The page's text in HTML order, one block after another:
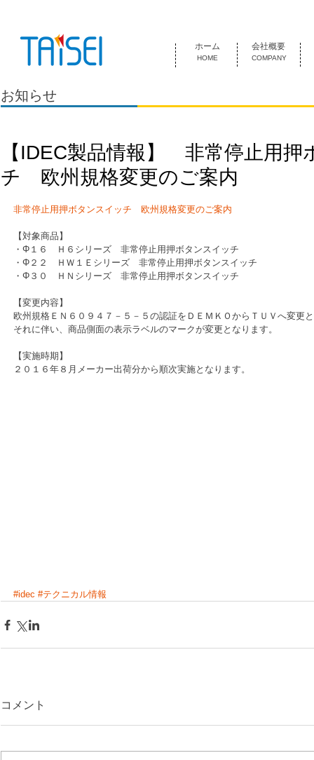
HOME COMPANY
ホーム 会社概要
お知らせ
【IDEC製品情報】 非常停止用押
チ 欧州規格変更のご案内
非常停止用押ボタンスイッチ　欧州規格変更のご案内
【対象商品】
・Φ１６　Ｈ６シリーズ　非常停止用押ボタンスイッチ
・Φ２２　ＨＷ１Ｅシリーズ　非常停止用押ボタンスイッチ
・Φ３０　ＨＮシリーズ　非常停止用押ボタンスイッチ
【変更内容】
欧州規格ＥＮ６０９４７－５－５の認証をＤＥＭＫＯからＴＵＶへ変更
それに伴い、商品側面の表示ラベルのマークが変更となります。
【実施時期】
２０１６年８月メーカー出荷分から順次実施となります。
#idec #テクニカル情報
コメント